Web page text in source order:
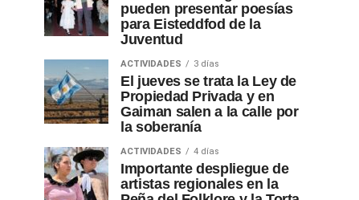
pueden presentar poesías
para Eisteddfod de la
Juventud
ACTIVIDADES 3 días
El jueves se trata la Ley de
Propiedad Privada y en
Gaiman salen a la calle por
la soberanía
ACTIVIDADES 4 días
Importante despliegue de
artistas regionales en la